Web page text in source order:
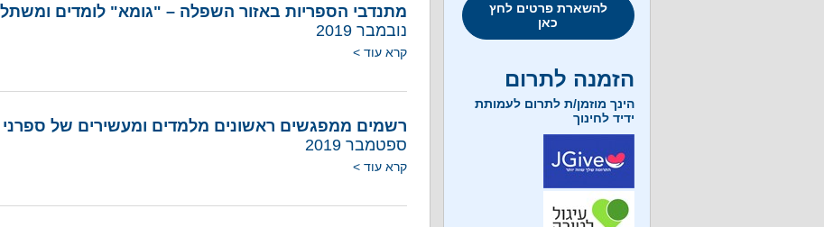
להשארת פרטים לחץ
כאן
הזמנה לתרום
הינך מוזמן/ת לתרום לעמותת
ידיד לחינוך
מתנדבי הספריות באזור השפלה – "גומא" לומדים
נובמבר 2019
קרא עוד >
רשמים ממפגשים ראשונים מלמדים ומעשירים של ספרני
ספטמבר 2019
קרא עוד >